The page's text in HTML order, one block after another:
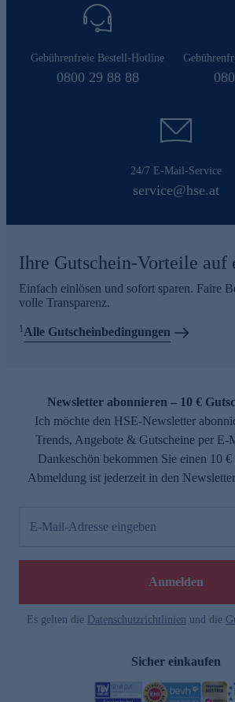
Gebührenfreie Bestell-Hotline
0800 29 88 88
24/7 E-Mail-Service
service@hse.at
Ihre Gutschein-Vorteile auf
Einfach einlösen und sofort sparen. Faire
volle Transparenz.
1Alle Gutscheinbedingungen
Newsletter abonnieren – 10 €
Ich möchte den HSE-Newsletter
Trends, Angebote & Gutscheine per E-
Dankeschön bekommen Sie einen 10
Abmeldung ist jederzeit in den
E-Mail-Adresse eingeben
Anmelden
Es gelten die Datenschutzrichtlinien und die
Sicher einkaufen